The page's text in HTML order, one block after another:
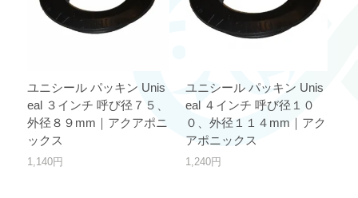
ユニシール パッキン Unis
eal ３インチ 呼び径７５、
外径８９mm｜アクアポニ
ックス
1,140円
ユニシール パッキン Unis
eal ４インチ 呼び径１０
０、外径１１４mm｜アク
アポニックス
1,240円